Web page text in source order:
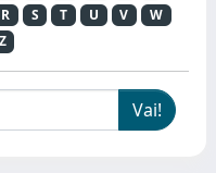
R S T U V
W
Z